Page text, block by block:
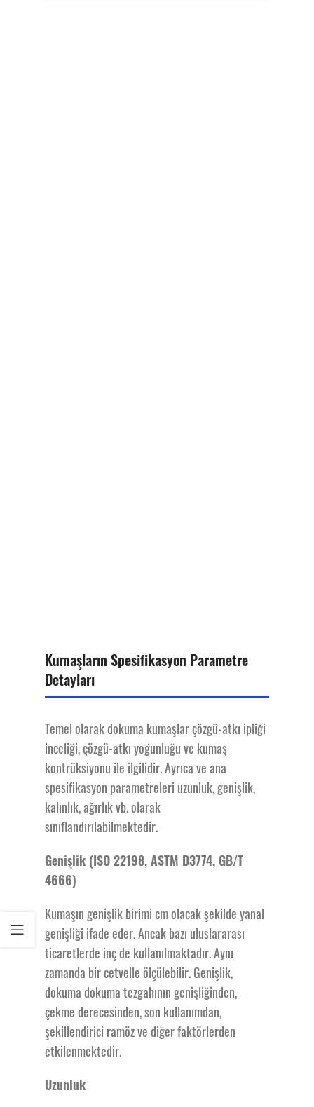
Kumaşların Spesifikasyon Parametre
Detayları
Temel olarak dokuma kumaşlar çözgü-atkı ipliği
inceliği, çözgü-atkı yoğunluğu ve kumaş
kontrüksiyonu ile ilgilidir. Ayrıca ve ana
spesifikasyon parametreleri uzunluk, genişlik,
kalınlık, ağırlık vb. olarak
sınıflandırılabilmektedir.
Genişlik (ISO 22198, ASTM D3774, GB/T
4666)
Kumaşın genişlik birimi cm olacak şekilde yanal
genişliği ifade eder. Ancak bazı uluslararası
ticaretlerde inç de kullanılmaktadır. Aynı
zamanda bir cetvelle ölçülebilir. Genişlik,
dokuma dokuma tezgahının genişliğinden,
çekme derecesinden, son kullanımdan,
şekillendirici ramöz ve diğer faktörlerden
etkilenmektedir.
Uzunluk